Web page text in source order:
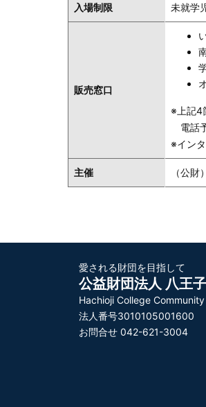
入場制限 未就学
販売窓口
※上記4
電話
※イン
主催 （公
愛される財団を目指して
公益財団法人 八王
Hachioji College
法人番号3010105001600
お問合せ 042-621-3004